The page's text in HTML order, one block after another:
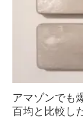
アマゾンでも
百均と比較し